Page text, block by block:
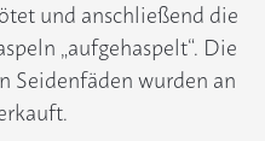
und anschließend die
„aufgehaspelt“. Die
Seidenfäden wurden an